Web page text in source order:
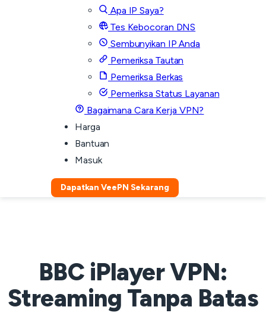
Apa IP Saya?
Tes Kebocoran DNS
Sembunyikan IP Anda
Pemeriksa Tautan
Pemeriksa Berkas
Pemeriksa Status Layanan
Bagaimana Cara Kerja VPN?
Harga
Bantuan
Masuk
Dapatkan VeePN Sekarang
BBC iPlayer VPN:
Streaming Tanpa Batas